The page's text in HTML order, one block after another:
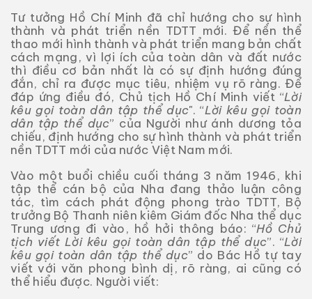
Tư tưởng Hồ Chí Minh đã chỉ hướng cho sự hình
thành và phát triển nền TDTT mới. Để nền thể
thao mới hình thành và phát triển mang bản chất
cách mạng, vì lợi ích của toàn dân và đất nước
thì điều cơ bản nhất là có sự định hướng đúng
đắn, chỉ ra được mục tiêu, nhiệm vụ rõ ràng. Để
đáp ứng điều đó, Chủ tịch Hồ Chí Minh viết “Lời
kêu gọi toàn dân tập thể dục". “Lời kêu gọi toàn
dân tập thể dục” của Người như ánh dương tỏa
chiếu, định hướng cho sự hình thành và phát triển
nền TDTT mới của nước Việt Nam mới.
Vào một buổi chiều cuối tháng 3 năm 1946, khi
tập thể cán bộ của Nha đang thảo luận công
tác, tìm cách phát động phong trào TDTT, Bộ
trưởng Bộ Thanh niên kiêm Giám đốc Nha thể dục
Trung ương đi vào, hồ hởi thông báo: “Hồ Chủ
tịch viết Lời kêu gọi toàn dân tập thể dục”. “Lời
kêu gọi toàn dân tập thể dục” do Bác Hồ tự tay
viết với văn phong bình dị, rõ ràng, ai cũng có
thể hiểu được. Người viết: